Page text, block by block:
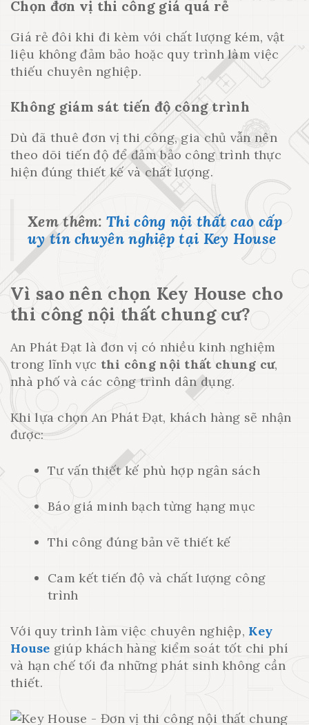
Chọn đơn vị thi công giá quá rẻ
Giá rẻ đôi khi đi kèm với chất lượng kém, vật
liệu không đảm bảo hoặc quy trình làm việc
thiếu chuyên nghiệp.
Không giám sát tiến độ công trình
Dù đã thuê đơn vị thi công, gia chủ vẫn nên
theo dõi tiến độ để đảm bảo công trình thực
hiện đúng thiết kế và chất lượng.
Xem thêm:Thi công nội thất cao cấp
uy tín chuyên nghiệp tại Key House
Vì sao nên chọn Key House cho
thi công nội thất chung cư?
An Phát Đạt là đơn vị có nhiều kinh nghiệm
trong lĩnh vực thi công nội thất chung cư,
nhà phố và các công trình dân dụng.
Khi lựa chọn An Phát Đạt, khách hàng sẽ nhận
được:
Tư vấn thiết kế phù hợp ngân sách
Báo giá minh bạch từng hạng mục
Thi công đúng bản vẽ thiết kế
Cam kết tiến độ và chất lượng công
trình
Với quy trình làm việc chuyên nghiệp, Key
House giúp khách hàng kiểm soát tốt chi phí
và hạn chế tối đa những phát sinh không cần
thiết.